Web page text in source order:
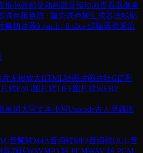
拆包器精灵动画器骨骼动画查看器像素
调色板换肤 / 重染调色板生成器法线贴
集切片器9-patch / 9-slice 编辑器资源流
片无损放大HTML转图片图片转GIF图
转PNG图片转TIFF图片转WEBP
单词大写文本小写Unicode古人早就说
音频转M4A音频转MP3音频转OGG音
音频转WAVMP3 转 PCMWAV 转 PCM